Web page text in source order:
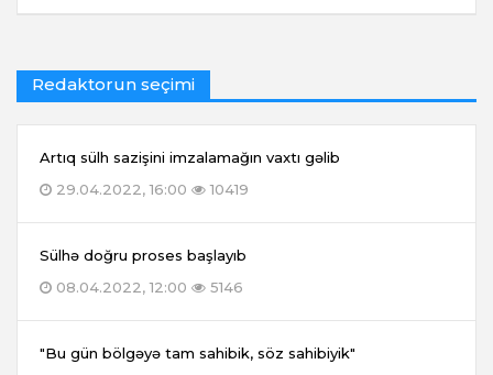
Redaktorun seçimi
Artıq sülh sazişini imzalamağın vaxtı gəlib
29.04.2022, 16:00
10419
Sülhə doğru proses başlayıb
08.04.2022, 12:00
5146
"Bu gün bölgəyə tam sahibik, söz sahibiyik"